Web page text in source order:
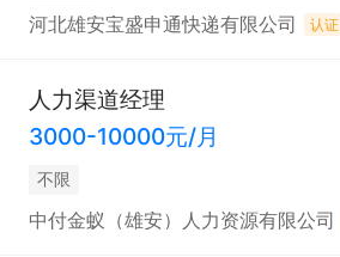
河北雄安宝盛申通快递有限公司 认证
人力渠道经理
3000-10000元/月
不限
中付金蚁（雄安）人力资源有限公司